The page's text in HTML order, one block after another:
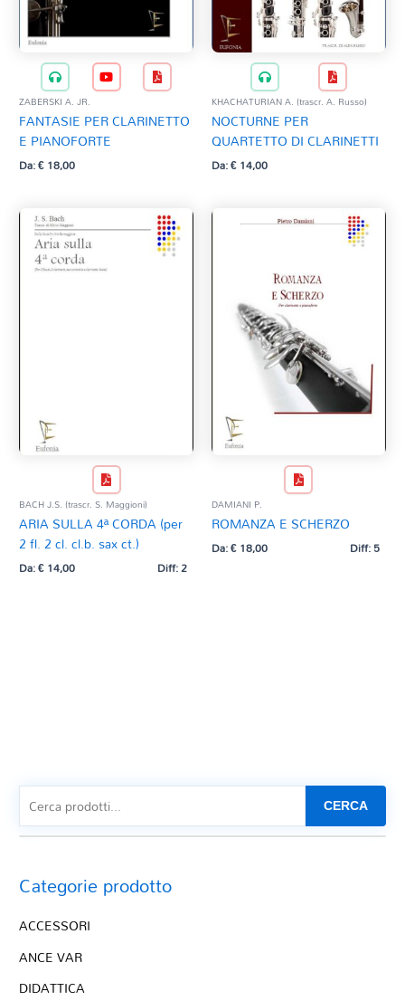
ZABERSKI A. JR.
FANTASIE PER CLARINETTO
E PIANOFORTE
Da:€18,00
KHACHATURIAN A. (trascr. A. Russo)
NOCTURNE PER
QUARTETTO DI CLARINETTI
Da:€14,00
BACH J.S. (trascr. S. Maggioni)
ARIA SULLA 4ª CORDA (per
2 fl. 2 cl. cl.b. sax ct.)
Da:€14,00 Diff: 2
DAMIANI P.
ROMANZA E SCHERZO
Da:€18,00 Diff: 5
CERCA
Categorie prodotto
ACCESSORI
ANCE VAR
DIDATTICA